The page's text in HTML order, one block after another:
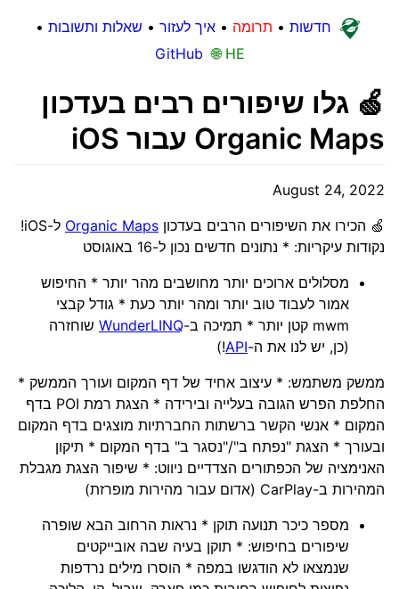
חדשות • תרומה •איך לעזור • שאלות ותשובות •
GitHub 🌐 HE
🍏 גלו שיפורים רבים בעדכון
Organic Maps עבור iOS
August 24, 2022
🍏 הכירו את השיפורים הרבים בעדכון Organic Maps
ל-iOS!
נקודות עיקריות: * נתונים חדשים נכון ל-16 באוגוסט
מסלולים ארוכים יותר מחושבים מהר יותר * החיפוש
אמור לעבוד טוב יותר ומהר יותר כעת * גודל קבצי
mwm קטן יותר * תמיכה ב-
WunderLINQ שוחזרה
(כן, יש לנו את ה-API
!)
ממשק משתמש: * עיצוב אחיד של דף המקום ועורך הממשק *
החלפת הפרש הגובה בעלייה ובירידה * הצגת רמת POI בדף
המקום * אנשי הקשר ברשתות החברתיות מוצגים בדף המקום
ובעורך * הצגת "נפתח ב"/"נסגר ב" בדף המקום * תיקון
האנימציה של הכפתורים הצדדיים ניווט: * שיפור הצגת מגבלת
המהירות ב-CarPlay (אדום עבור מהירות מופרזת)
מספר כיכר תנועה תוקן * נראות הרחוב הבא שופרה
שיפורים בחיפוש: * תוקן בעיה שבה אובייקטים
שנמצאו לא הודגשו במפה * הוסרו מילים נרדפות